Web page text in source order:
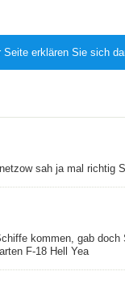
erklären Sie sich
sah ja mal richtig
kommen, gab
F-18 Hell Yea